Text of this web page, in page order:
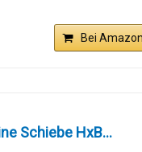
Bei
Schiebe HxB...